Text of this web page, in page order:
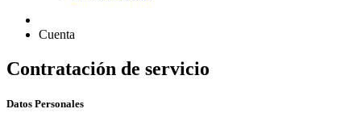
Cuenta
Contratación de servicio
Datos Personales